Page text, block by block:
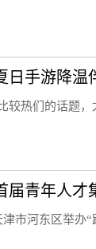
较热们的话题，
届青年人才
市河东区举办